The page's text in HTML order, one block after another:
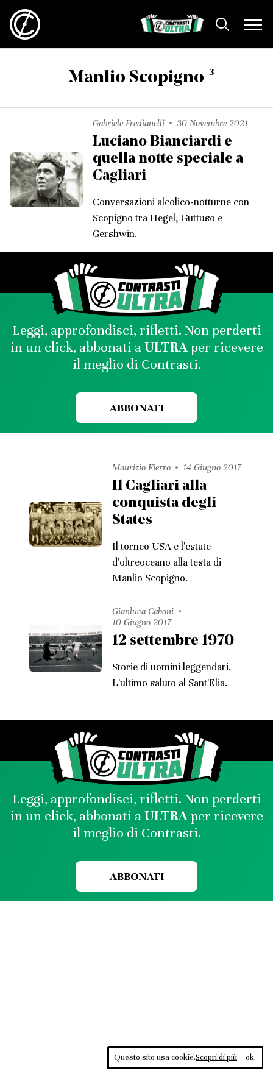
Manlio Scopigno 3
Gabriele Fredianelli 30 Novembre 2021
Luciano Bianciardi e
quella notte speciale a
Cagliari
Conversazioni alcolico-notturne con
Scopigno tra Hegel, Guttuso e
Gershwin.
Leggi, approfondisci, rifletti. Non perderti
in un click, abbonati aULTRAper ricevere
il meglio di Contrasti.
ABBONATI
Maurizio Fierro 14 Giugno 2017
Il Cagliari alla
conquista degli
States
Il torneo USA e l'estate
d'oltreoceano alla testa di
Manlio Scopigno.
Gianluca Caboni
10 Giugno 2017
12 settembre 1970
Storie di uomini leggendari.
L'ultimo saluto al Sant'Elia.
Leggi, approfondisci, rifletti. Non perderti
in un click, abbonati aULTRAper ricevere
il meglio di Contrasti.
ABBONATI
Questo sito usa cookie.Scopri di più. ok